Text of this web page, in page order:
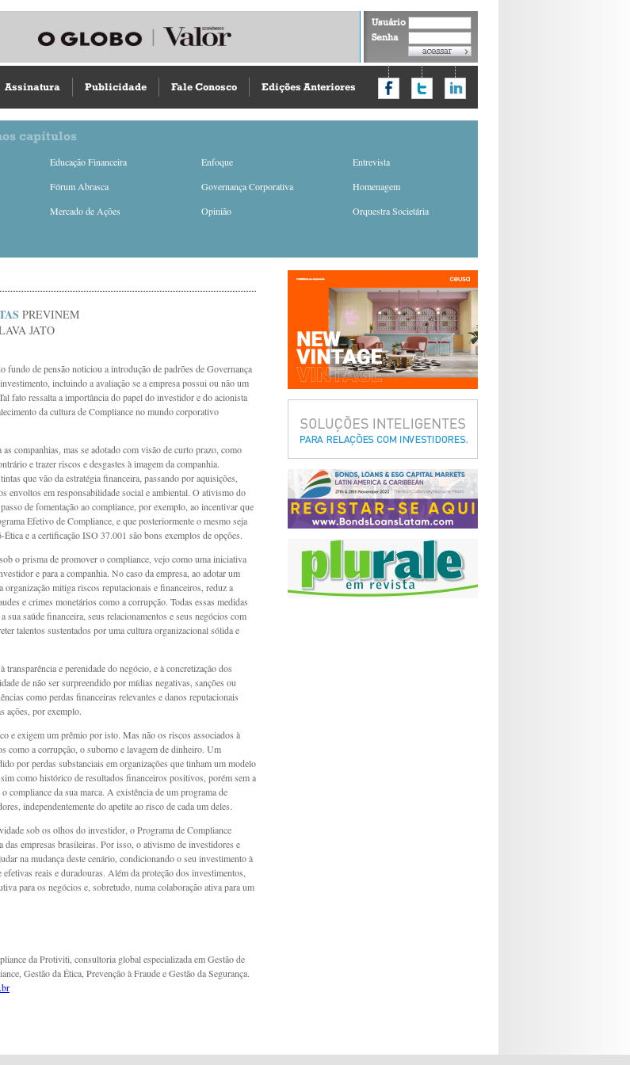
Usuário
Senha
Assinatura Publicidade Fale Conosco Edições Anteriores
capítulos
Educação Financeira Enfoque
Entrevista
Fórum Abrasca Governança Corporativa
Homenagem
Mercado de Ações Opinião
Orquestra Societária
PREVINEM
JATO
fundo de pensão noticiou a introdução de padrões de Governança
incluindo a avaliação se a empresa possui ou não um
fato ressalta a importância do papel do investidor e do acionista
da cultura de Compliance no mundo corporativo
companhias, mas se adotado com visão de curto prazo, como
e trazer riscos e desgastes à imagem da companhia.
que vão da estratégia financeira, passando por aquisições,
envoltos em responsabilidade social e ambiental. O ativismo do
de fomentação ao compliance, por exemplo, ao incentivar que
Efetivo de Compliance, e que posteriormente o mesmo seja
e a certificação ISO 37.001 são bons exemplos de opções.
o prisma de promover o compliance, vejo como uma iniciativa
e para a companhia. No caso da empresa, ao adotar um
organização mitiga riscos reputacionais e financeiros, reduz a
e crimes monetários como a corrupção. Todas essas medidas
sua saúde financeira, seus relacionamentos e seus negócios com
talentos sustentados por uma cultura organizacional sólida e
e perenidade do negócio, e à concretização dos
de não ser surpreendido por mídias negativas, sanções ou
como perdas financeiras relevantes e danos reputacionais
ações, por exemplo.
e exigem um prêmio por isto. Mas não os riscos associados à
como a corrupção, o suborno e lavagem de dinheiro. Um
por perdas substanciais em organizações que tinham um modelo
como histórico de resultados financeiros positivos, porém sem a
compliance da sua marca. A existência de um programa de
independentemente do apetite ao risco de cada um deles.
sob os olhos do investidor, o Programa de Compliance
das empresas brasileiras. Por isso, o ativismo de investidores e
na mudança deste cenário, condicionando o seu investimento à
efetivas reais e duradouras. Além da proteção dos investimentos,
para os negócios e, sobretudo, numa colaboração ativa para um
da Protiviti, consultoria global especializada em Gestão de
Gestão da Ética, Prevenção à Fraude e Gestão da Segurança.